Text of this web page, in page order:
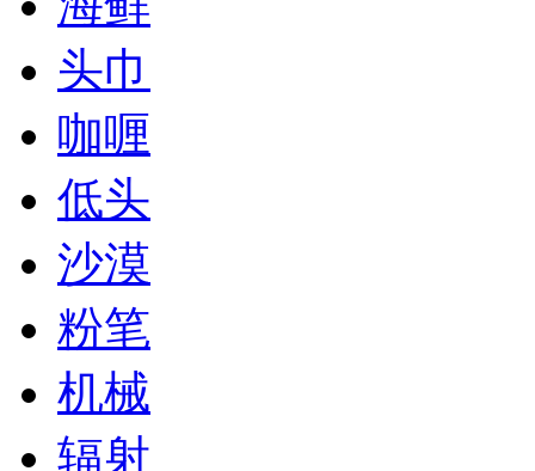
头巾
咖喱
低头
沙漠
粉笔
机械
辐射